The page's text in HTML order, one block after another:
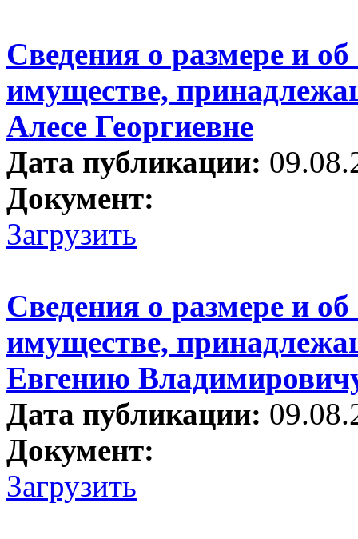
Сведения о размере и
имуществе,
Алесе Георгиевне
Дата публикации:
Документ:
Загрузить
Сведения о размере и
имуществе,
Евгению
Дата публикации:
Документ:
Загрузить